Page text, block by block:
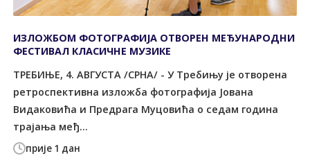
прије 1 дан
ИЗЛОЖБОМ ФОТОГРАФИЈА ОТВОРЕН МЕЂУНАРОДНИ
ФЕСТИВАЛ КЛАСИЧНЕ МУЗИКЕ
TРЕБИЊЕ, 4. АВГУСTА /СРНА/ - У Требињу је отворена
ретроспективна изложба фотографија Јована
Видаковића и Предрага Муцовића о седам година
трајања међ...